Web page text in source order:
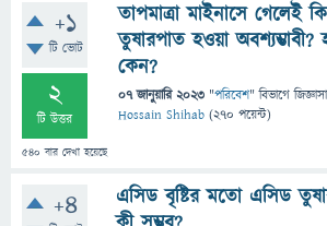
+1
টি ভোট
2
টি উত্তর
540 বার দেখা হয়েছে
তাপমাত্রা মাইনাসে গেলেই কি
তুষারপাত হওয়া অবশ্যম্ভাবী?
কেন?
07 জানুয়ারি 2023 "পরিবেশ" বিভাগে
Hossain Shihab (270 পয়েন্ট)
+4
এসিড বৃষ্টির মতো এসিড